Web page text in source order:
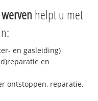
helpt u met
en gasleiding)
en
ontstoppen, reparatie,